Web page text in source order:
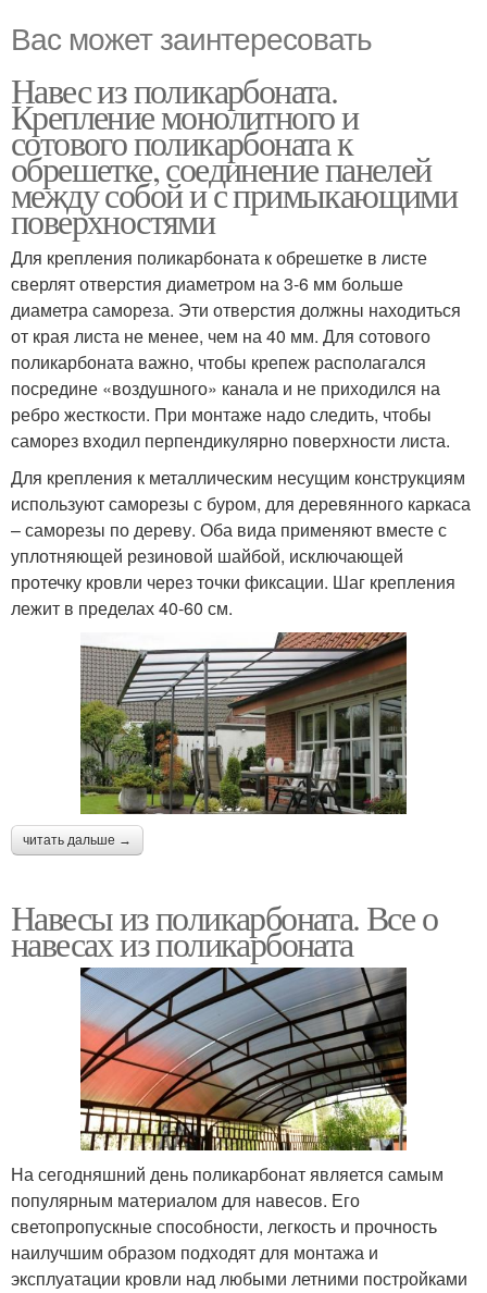
Вас может заинтересовать
Навес из поликарбоната.
Крепление монолитного и
сотового поликарбоната к
обрешетке, соединение панелей
между собой и с примыкающими
поверхностями
Для крепления поликарбоната к обрешетке в листе
сверлят отверстия диаметром на 3-6 мм больше
диаметра самореза. Эти отверстия должны находиться
от края листа не менее, чем на 40 мм. Для сотового
поликарбоната важно, чтобы крепеж располагался
посредине «воздушного» канала и не приходился на
ребро жесткости. При монтаже надо следить, чтобы
саморез входил перпендикулярно поверхности листа.
Для крепления к металлическим несущим конструкциям
используют саморезы с буром, для деревянного каркаса
– саморезы по дереву. Оба вида применяют вместе с
уплотняющей резиновой шайбой, исключающей
протечку кровли через точки фиксации. Шаг крепления
лежит в пределах 40-60 см.
читать дальше →
Навесы из поликарбоната. Все о
навесах из поликарбоната
На сегодняшний день поликарбонат является самым
популярным материалом для навесов. Его
светопропускные способности, легкость и прочность
наилучшим образом подходят для монтажа и
эксплуатации кровли над любыми летними постройками